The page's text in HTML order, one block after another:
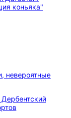
невероятные